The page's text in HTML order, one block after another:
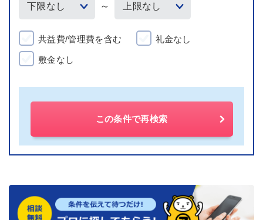
～
共益費/管理費を含む 礼金なし
敷金なし
この条件で再検索